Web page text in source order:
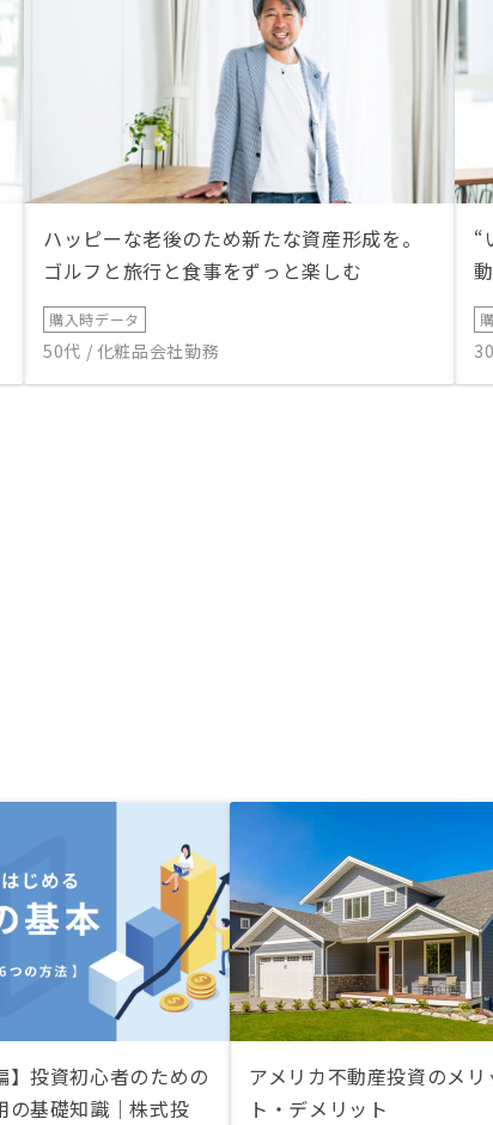
ハッピーな老後のため新たな資産形成を。
ゴルフと旅行と食事をずっと楽しむ
購入時データ
50代 / 化粧品会社勤務
“
】投資初心者のための
の基礎知識｜株式投
アメリカ不動産投資のメリ
ト・デメリット